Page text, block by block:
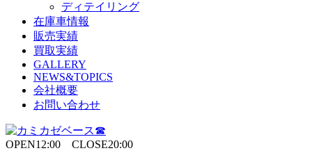
ディテイリング
在庫車情報
販売実績
買取実績
GALLERY
NEWS&TOPICS
会社概要
お問い合わせ
OPEN12:00 CLOSE20:00